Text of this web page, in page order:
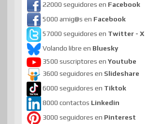
22000 seguidores en Facebook
5000 amig@s en Facebook
57000 seguidores en Twitter - X
Volando libre en Bluesky
3500 suscriptores en Youtube
3600 seguidores en Slideshare
6000 seguidores en Tiktok
8000 contactos Linkedin
3000 seguidores en Pinterest